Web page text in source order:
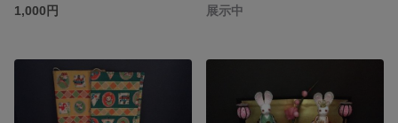
1,000円
展示中